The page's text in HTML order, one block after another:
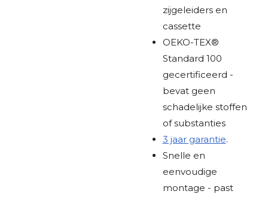
zijgeleiders en
cassette
OEKO-TEX®
Standard 100
gecertificeerd -
bevat geen
schadelijke stoffen
of substanties
3 jaar garantie.
Snelle en
eenvoudige
montage - past